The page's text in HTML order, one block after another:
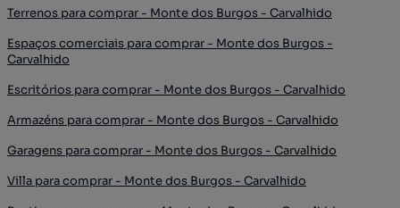
Terrenos para comprar - Monte dos Burgos - Carvalhido
Espaços comerciais para comprar - Monte dos Burgos -
Carvalhido
Escritórios para comprar - Monte dos Burgos - Carvalhido
Armazéns para comprar - Monte dos Burgos - Carvalhido
Garagens para comprar - Monte dos Burgos - Carvalhido
Villa para comprar - Monte dos Burgos - Carvalhido